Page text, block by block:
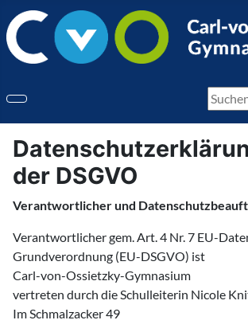
Seite
der DSGVO
Verantwortlicher und
Verantwortlicher gem. Art. 4 Nr. 7 EU-
Grundverordnung (EU-DSGVO) ist
Carl-von-Ossietzky-Gymnasium
vertreten durch die Schulleiterin Nicole
Im Schmalzacker 49